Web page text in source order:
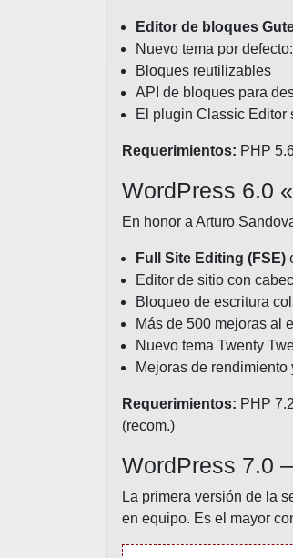
Editor de bloques
Nuevo tema por
Bloques reutilizables
API de bloques para
El plugin Classic Editor
Requerimientos: PHP
WordPress 6.0
En honor a Arturo
Full Site Editing (FSE)
Editor de sitio con
Bloqueo de escritura
Más de 500 mejoras al
Nuevo tema Twenty
Mejoras de rendimiento
Requerimientos: PHP
(recom.)
WordPress 7.0
La primera versión de la
en equipo. Es el mayor